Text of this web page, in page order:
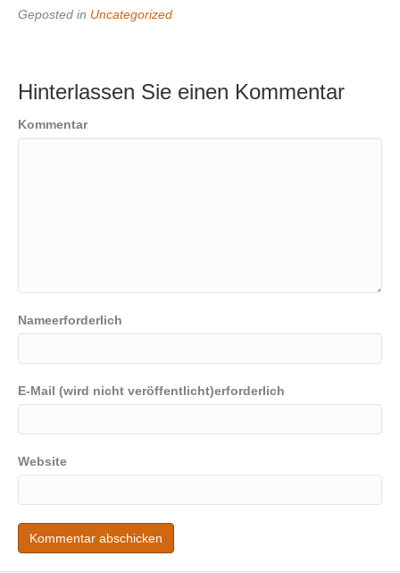
Geposted in Uncategorized
Hinterlassen Sie einen Kommentar
Kommentar
Nameerforderlich
E-Mail (wird nicht veröffentlicht)erforderlich
Website